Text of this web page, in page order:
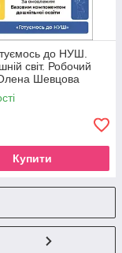
до НУШ.
світ. Робочий
Шевцова
Купити